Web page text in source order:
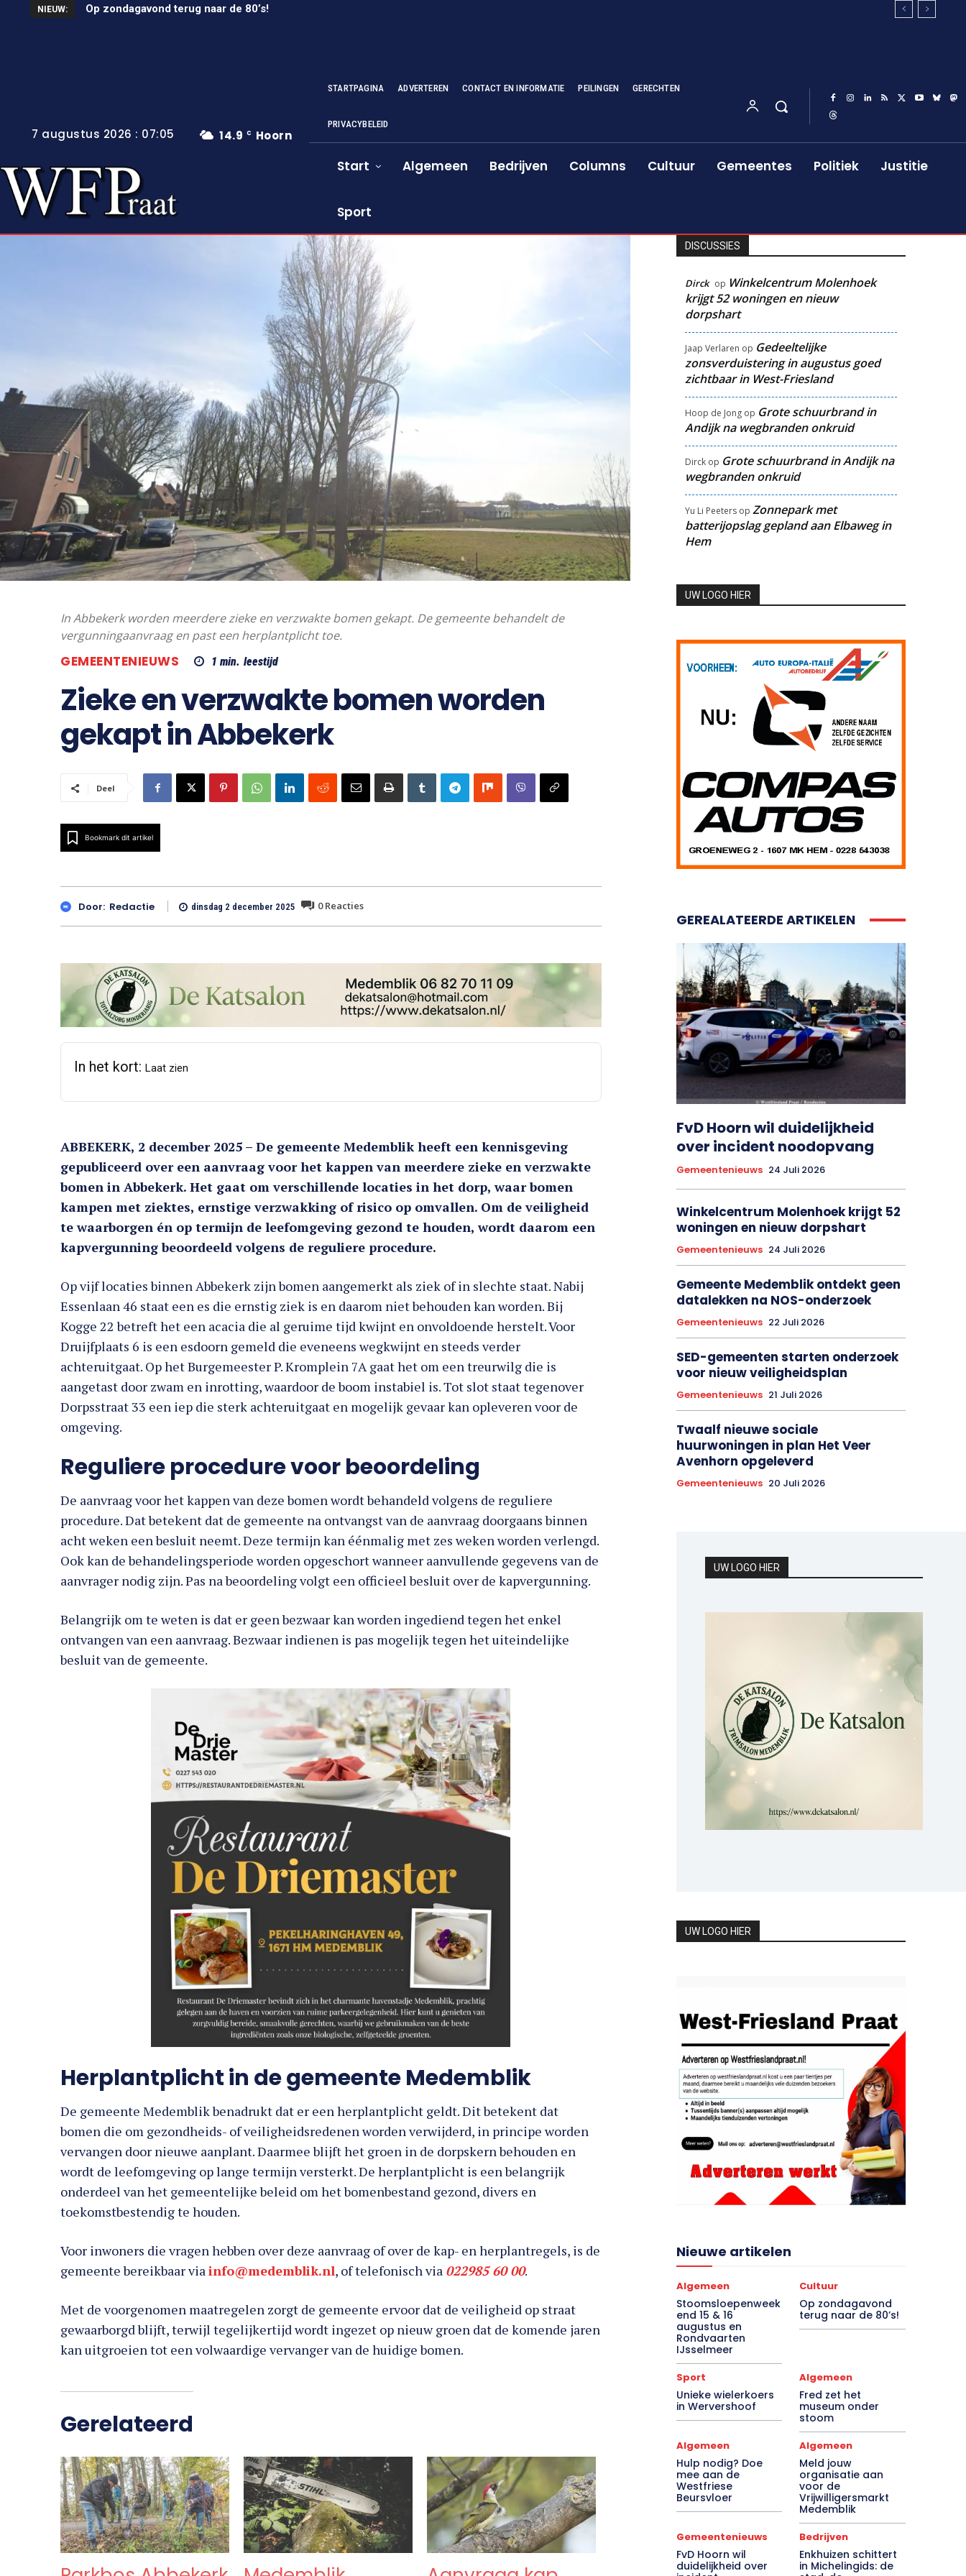
NIEUW: Op zondagavond terug naar de 80’s!
Unieke wielerkoers in Wervershoof
14.9 C Hoorn
7 augustus 2026 : 07:05
STARTPAGINA ADVERTEREN CONTACT EN INFORMATIE PEILINGEN GERECHTEN
PRIVACYBELEID
Start Algemeen Bedrijven Columns Cultuur Gemeentes Politiek Justitie
Sport
In Abbekerk worden meerdere zieke en verzwakte bomen gekapt. De gemeente behandelt de
vergunningaanvraag en past een herplantplicht toe.
GEMEENTENIEUWS 1 min. leestijd
Zieke en verzwakte bomen worden
gekapt in Abbekerk
Deel
Bookmark dit artikel
Door: Redactie dinsdag 2 december 2025 0Reacties
In het kort: Laat zien
ABBEKERK, 2 december 2025 – De gemeente Medemblik heeft een kennisgeving
gepubliceerd over een aanvraag voor het kappen van meerdere zieke en verzwakte
bomen in Abbekerk. Het gaat om verschillende locaties in het dorp, waar bomen
kampen met ziektes, ernstige verzwakking of risico op omvallen. Om de veiligheid
te waarborgen én op termijn de leefomgeving gezond te houden, wordt daarom een
kapvergunning beoordeeld volgens de reguliere procedure.
Op vijf locaties binnen Abbekerk zijn bomen aangemerkt als ziek of in slechte staat. Nabij
Essenlaan 46 staat een es die ernstig ziek is en daarom niet behouden kan worden. Bij
Kogge 22 betreft het een acacia die al geruime tijd kwijnt en onvoldoende herstelt. Voor
Druijfplaats 6 is een esdoorn gemeld die eveneens wegkwijnt en steeds verder
achteruitgaat. Op het Burgemeester P. Kromplein 7A gaat het om een treurwilg die is
aangetast door zwam en inrotting, waardoor de boom instabiel is. Tot slot staat tegenover
Dorpsstraat 33 een iep die sterk achteruitgaat en mogelijk gevaar kan opleveren voor de
omgeving.
Reguliere procedure voor beoordeling
De aanvraag voor het kappen van deze bomen wordt behandeld volgens de reguliere
procedure. Dat betekent dat de gemeente na ontvangst van de aanvraag doorgaans binnen
acht weken een besluit neemt. Deze termijn kan éénmalig met zes weken worden verlengd.
Ook kan de behandelingsperiode worden opgeschort wanneer aanvullende gegevens van de
aanvrager nodig zijn. Pas na beoordeling volgt een officieel besluit over de kapvergunning.
Belangrijk om te weten is dat er geen bezwaar kan worden ingediend tegen het enkel
ontvangen van een aanvraag. Bezwaar indienen is pas mogelijk tegen het uiteindelijke
besluit van de gemeente.
Herplantplicht in de gemeente Medemblik
bomen die om gezondheids- of veiligheidsredenen worden verwijderd, in principe worden
vervangen door nieuwe aanplant. Daarmee blijft het groen in de dorpskern behouden en
wordt de leefomgeving op lange termijn versterkt. De herplantplicht is een belangrijk
onderdeel van het gemeentelijke beleid om het bomenbestand gezond, divers en
toekomstbestendig te houden.
gemeente bereikbaar viainfo@medemblik.nl, of telefonisch via022985 60 00.
gewaarborgd blijft, terwijl tegelijkertijd wordt ingezet op nieuw groen dat de komende jaren
kan uitgroeien tot een volwaardige vervanger van de huidige bomen.
Gerelateerd
Parkbos Abbekerk Medemblik Aanvraag kap
DISCUSSIES
Dirck op Winkelcentrum Molenhoek
krijgt 52 woningen en nieuw
dorpshart
Jaap Verlaren op Gedeeltelijke
zonsverduistering in augustus goed
zichtbaar in West-Friesland
Hoop de Jongop Grote schuurbrand in
Andijk na wegbranden onkruid
Dirckop Grote schuurbrand in Andijk na
wegbranden onkruid
Yu Li Peetersop Zonnepark met
batterijopslag gepland aan Elbaweg in
Hem
UW LOGO HIER
GEREALATEERDE ARTIKELEN
FvD Hoorn wil duidelijkheid
over incident noodopvang
Gemeentenieuws 24 Juli 2026
Winkelcentrum Molenhoek krijgt 52
woningen en nieuw dorpshart
Gemeentenieuws 24 Juli 2026
Gemeente Medemblik ontdekt geen
datalekken na NOS-onderzoek
Gemeentenieuws 22 Juli 2026
SED-gemeenten starten onderzoek
voor nieuw veiligheidsplan
Gemeentenieuws 21 Juli 2026
Twaalf nieuwe sociale
huurwoningen in plan Het Veer
Avenhorn opgeleverd
Gemeentenieuws 20 Juli 2026
UW LOGO HIER
UW LOGO HIER
Nieuwe artikelen
Algemeen
Stoomsloepenweek
end 15 & 16
augustus en
Rondvaarten
IJsselmeer
Cultuur
Op zondagavond
terug naar de 80’s!
Sport
Unieke wielerkoers
in Wervershoof
Algemeen
Fred zet het
museum onder
stoom
Algemeen
Hulp nodig? Doe
mee aan de
Westfriese
Beursvloer
Algemeen
Meld jouw
organisatie aan
voor de
Vrijwilligersmarkt
Medemblik
Gemeentenieuws
FvD Hoorn wil
duidelijkheid over
Bedrijven
Enkhuizen schittert
in Michelingids: de